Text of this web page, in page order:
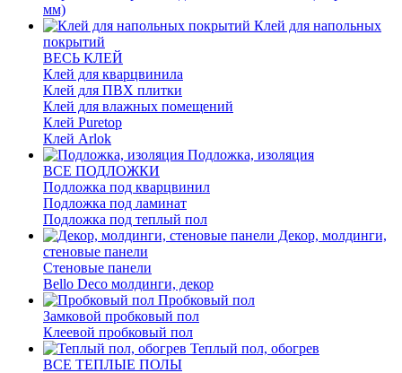
мм)
Клей для напольных
покрытий
ВЕСЬ КЛЕЙ
Клей для кварцвинила
Клей для ПВХ плитки
Клей для влажных помещений
Клей Puretop
Клей Arlok
Подложка, изоляция
ВСЕ ПОДЛОЖКИ
Подложка под кварцвинил
Подложка под ламинат
Подложка под теплый пол
Декор, молдинги,
стеновые панели
Стеновые панели
Bello Deco молдинги, декор
Пробковый пол
Замковой пробковый пол
Клеевой пробковый пол
Теплый пол, обогрев
ВСЕ ТЕПЛЫЕ ПОЛЫ